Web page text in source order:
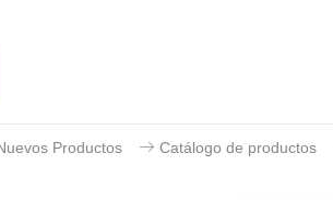
Productos Catálogo de productos